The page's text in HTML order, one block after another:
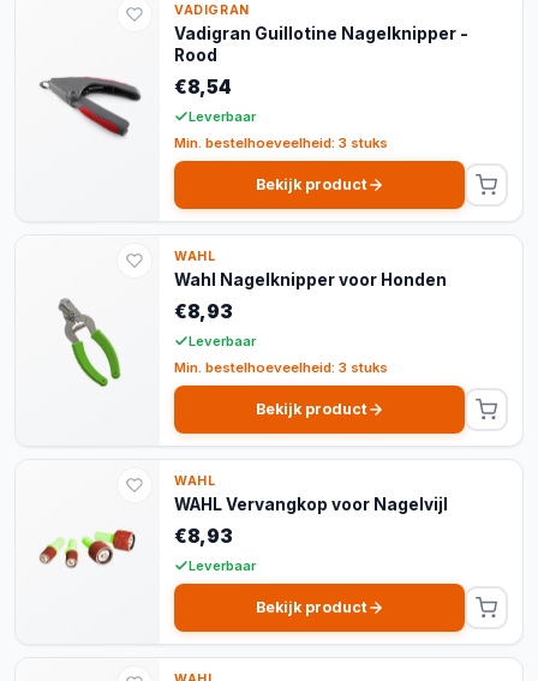
VADIGRAN
Vadigran Guillotine Nagelknipper -
Rood
€8,54
Leverbaar
Min. bestelhoeveelheid: 3 stuks
Bekijk product
WAHL
Wahl Nagelknipper voor Honden
€8,93
Leverbaar
Min. bestelhoeveelheid: 3 stuks
Bekijk product
WAHL
WAHL Vervangkop voor Nagelvijl
€8,93
Leverbaar
Bekijk product